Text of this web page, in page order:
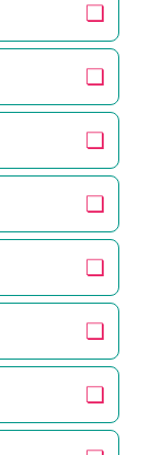
❏
❏
❏
❏
❏
❏
❏